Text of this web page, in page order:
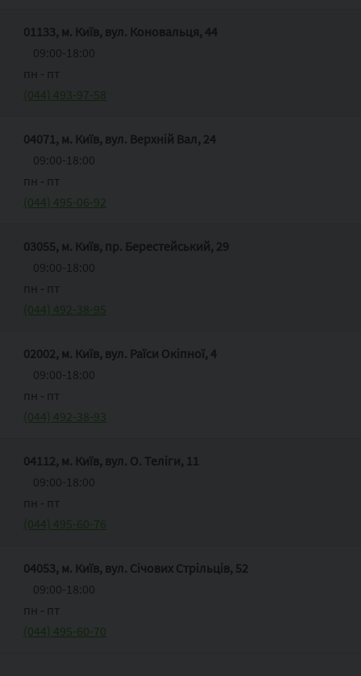
01133, м. Київ, вул. Коновальця, 44
09:00-18:00
пн - пт
(044) 493-97-58
04071, м. Київ, вул. Верхній Вал, 24
09:00-18:00
пн ‑ пт
(044) 495-06-92
03055, м. Київ, пр. Берестейський, 29
09:00-18:00
пн ‑ пт
(044) 492-38-95
02002, м. Київ, вул. Раїси Окіпної, 4
09:00-18:00
пн ‑ пт
(044) 492-38-93
04112, м. Київ, вул. О. Теліги, 11
09:00-18:00
пн ‑ пт
(044) 495-60-76
04053, м. Київ, вул. Січових Стрільців, 52
09:00-18:00
пн ‑ пт
(044) 495-60-70